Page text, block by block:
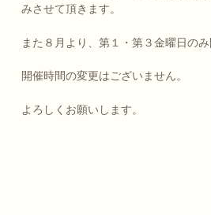
みさせて頂きます。
また８月より、第１・第３金曜日の
開催時間の変更はございません。
よろしくお願いします。